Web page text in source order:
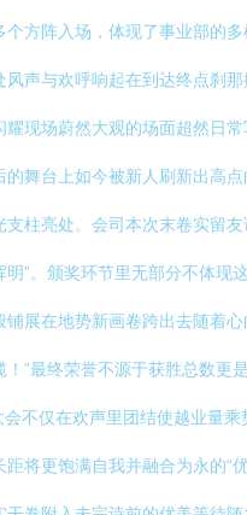
方阵入场，体现了事业部的
声与欢呼响起在到达终点刹
现场蔚然大观的场面超然日
舞台上如今被新人刷新出高
柱亮处。会司本次末卷实留
”。颁奖环节里无部分不体
展在地势新画卷跨出去随着
”最终荣誉不源于获胜总数
不仅在欢声里团结使越业量
将更饱满自我并融合为永的